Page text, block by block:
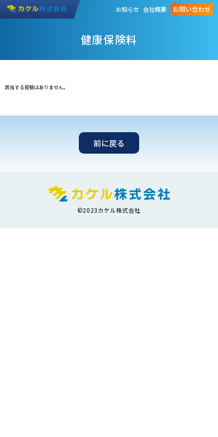
お知らせ 会社概要 お問い合わせ
健康保険料
該当する投稿はありません。
前に戻る
©2023カケル株式会社